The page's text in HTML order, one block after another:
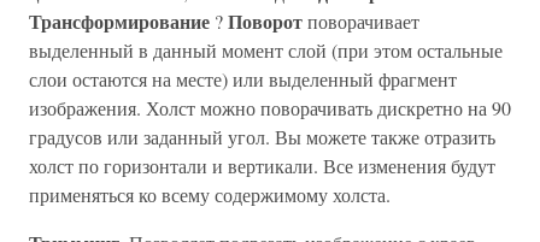
Трансформирование ?Поворотповорачивает
выделенный в данный момент слой (при этом остальные
слои остаются на месте) или выделенный фрагмент
изображения. Холст можно поворачивать дискретно на 90
градусов или заданный угол. Вы можете также отразить
холст по горизонтали и вертикали. Все изменения будут
применяться ко всему содержимому холста.